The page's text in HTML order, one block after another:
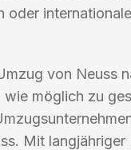
oder
von Neuss
wie möglich zu
Mit langjähriger